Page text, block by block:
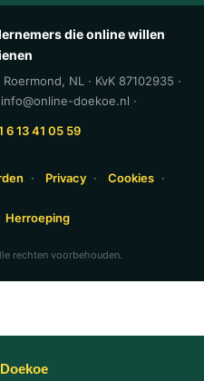
die online willen
NL · KvK 87102935 ·
info@online-doekoe.nl ·
6 13 41 05 59
· Privacy · Cookies ·
Herroeping
rechten voorbehouden.